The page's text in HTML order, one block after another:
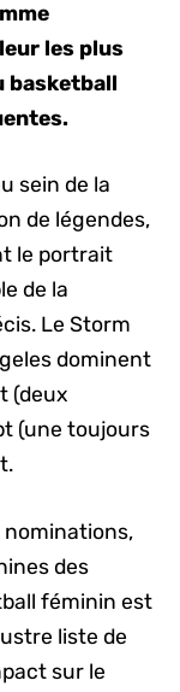
les plus
basketball
sein de la
de légendes,
le portrait
de la
Le Storm
dominent
(deux
(une toujours
nominations,
des
féminin est
liste de
sur le